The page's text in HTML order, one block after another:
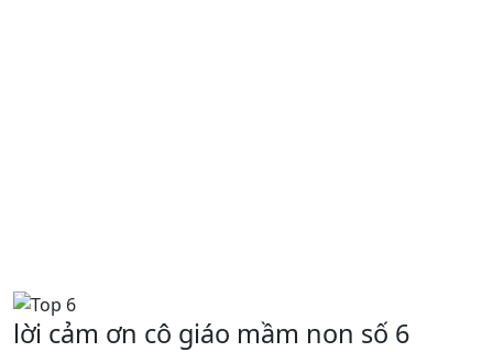
lời cảm ơn cô giáo mầm non số 6